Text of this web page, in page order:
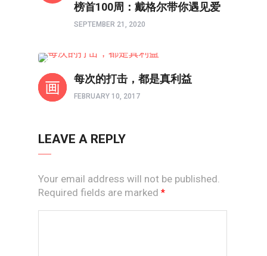
榜首100周：戴格尔带你遇见爱
SEPTEMBER 21, 2020
每次的打击，都是真利益
FEBRUARY 10, 2017
LEAVE A REPLY
Your email address will not be published.
Required fields are marked *